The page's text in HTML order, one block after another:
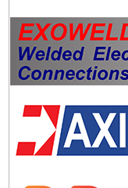
KIM THU SÉT ABB